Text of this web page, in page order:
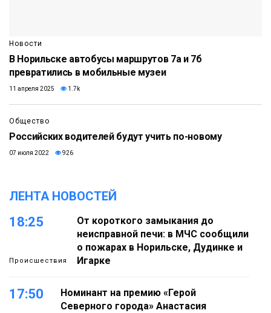
Новости
В Норильске автобусы маршрутов 7а и 7б
превратились в мобильные музеи
11 апреля 2025 1.7k
Общество
Российских водителей будут учить по-новому
07 июля 2022 926
ЛЕНТА НОВОСТЕЙ
18:25
Происшествия
От короткого замыкания до
неисправной печи: в МЧС сообщили
о пожарах в Норильске, Дудинке и
Игарке
17:50
Номинант на премию «Герой
Северного города» Анастасия